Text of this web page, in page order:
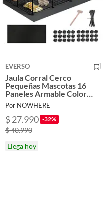
EVERSO
Jaula Corral Cerco
Pequeñas Mascotas 16
Paneles Armable Color
Con Alfombrillas
Por NOWHERE
$ 27.990 -32%
$ 40.990
Llega hoy